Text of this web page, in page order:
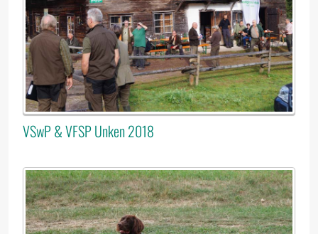
VSwP & VFSP Unken 2018